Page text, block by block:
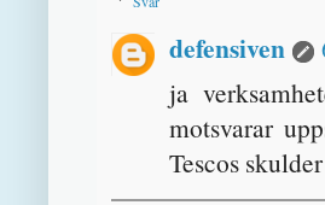
defensiven
ja
motsvarar
Tescos